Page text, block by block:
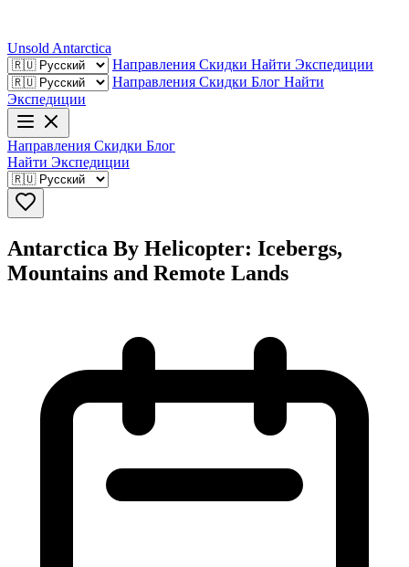
Unsold Antarctica
Направления Скидки Найти Экспедиции
Направления Скидки Блог Найти
Экспедиции
Направления Скидки Блог
Найти Экспедиции
Antarctica By Helicopter: Icebergs,
Mountains and Remote Lands​